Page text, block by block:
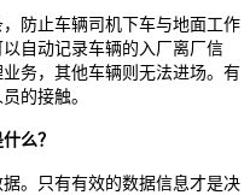
防止车辆司机下车与地面工作
自动记录车辆的入厂离厂信
务，其他车辆则无法进场。有
的接触。
么？
。只有有效的数据信息才是决